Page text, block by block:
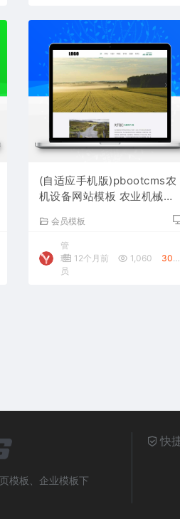
(自适应手机版)pbootcms农
机设备网站模板 农业机械设
会员模板
管
理
员
12个月前 1,060 30￥
模板、企业模板下
快